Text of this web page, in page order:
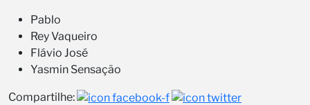
Pablo
Rey Vaqueiro
Flávio José
Yasmin Sensação
Compartilhe: